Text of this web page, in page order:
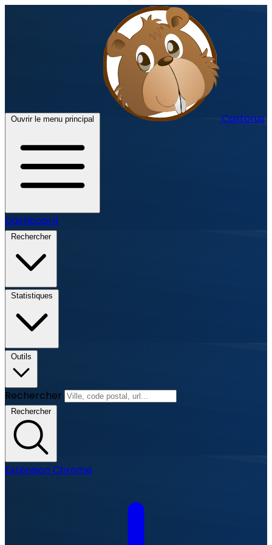
Ouvrir le menu principal Castorus
Dashboard
Rechercher
Statistiques
Outils
Rechercher
Rechercher
Extension Chrome